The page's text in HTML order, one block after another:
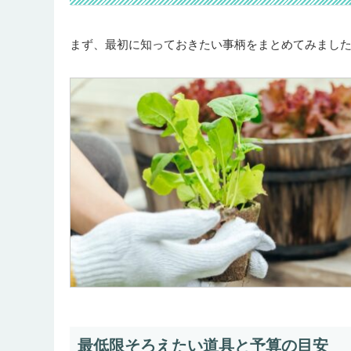
まず、最初に知っておきたい事柄をまとめてみまし
最低限そろえたい道具と予算の目安